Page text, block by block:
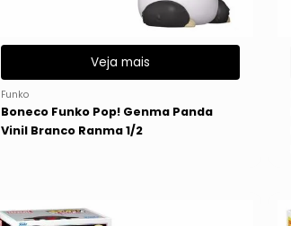
Veja mais
Funko
Boneco Funko Pop! Genma Panda
Vinil Branco Ranma 1/2